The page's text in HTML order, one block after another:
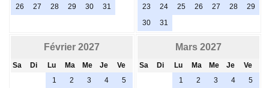
26
27 28 29 30 31
23
24 25 26 27 28
29
30
31
Février 2027
Sa Di Lu Ma Me Je
Ve
1
2 3 4
5
Mars 2027
Sa Di Lu Ma Me Je
Ve
1
2 3 4
5